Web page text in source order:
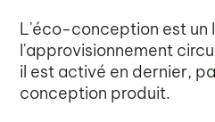
L'éco-conception est un
l'approvisionnement
il est activé en dernier,
conception produit.